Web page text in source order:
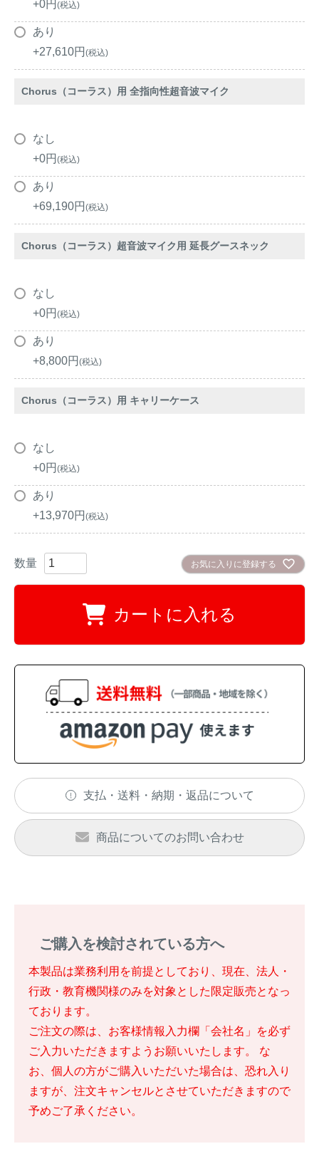
+0 税込
あり
+27,610 税込
Chorus（コーラス）用 全指向性超音波マイク
なし
+0 税込
あり
+69,190 税込
Chorus（コーラス）超音波マイク用 延長グースネック
なし
+0 税込
あり
+8,800 税込
Chorus（コーラス）用 キャリーケース
なし
+0 税込
あり
+13,970 税込
お気に入りに登録する
カートに入れる
支払・送料・納期・返品について
商品についてのお問い合わせ
ご購入を検討されている方へ
本製品は業務利用を前提としており、現在、法人・
行政・教育機関様のみを対象とした限定販売となっ
ております。
ご注文の際は、お客様情報入力欄「会社名」を必ず
ご入力いただきますようお願いいたします。 な
お、個人の方がご購入いただいた場合は、恐れ入り
ますが、注文キャンセルとさせていただきますので
予めご了承ください。